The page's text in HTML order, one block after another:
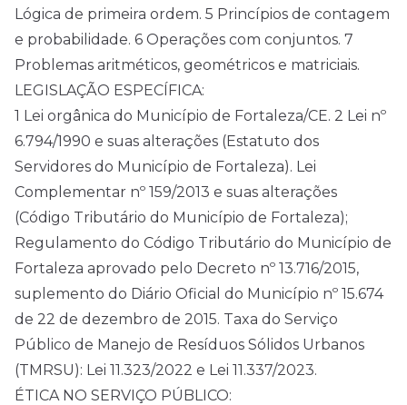
Lógica de primeira ordem. 5 Princípios de contagem
e probabilidade. 6 Operações com conjuntos. 7
Problemas aritméticos, geométricos e matriciais.
LEGISLAÇÃO ESPECÍFICA:
1 Lei orgânica do Município de Fortaleza/CE. 2 Lei nº
6.794/1990 e suas alterações (Estatuto dos
Servidores do Município de Fortaleza). Lei
Complementar nº 159/2013 e suas alterações
(Código Tributário do Município de Fortaleza);
Regulamento do Código Tributário do Município de
Fortaleza aprovado pelo Decreto nº 13.716/2015,
suplemento do Diário Oficial do Município nº 15.674
de 22 de dezembro de 2015. Taxa do Serviço
Público de Manejo de Resíduos Sólidos Urbanos
(TMRSU): Lei 11.323/2022 e Lei 11.337/2023.
ÉTICA NO SERVIÇO PÚBLICO: